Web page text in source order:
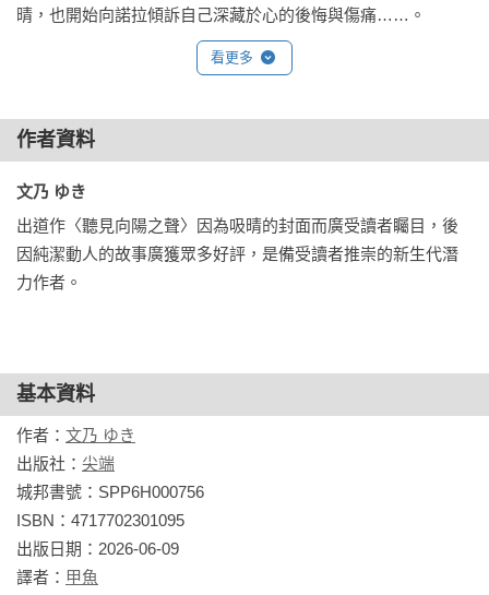
晴，也開始向諾拉傾訴自己深藏於心的後悔與傷痛……。
看更多
作者資料
文乃 ゆき
出道作〈聽見向陽之聲〉因為吸晴的封面而廣受讀者矚目，後
因純潔動人的故事廣獲眾多好評，是備受讀者推崇的新生代潛
力作者。
基本資料
作者： 文乃 ゆき
出版社： 尖端
城邦書號：SPP6H000756
ISBN：4717702301095
出版日期：2026-06-09
譯者： 甲魚